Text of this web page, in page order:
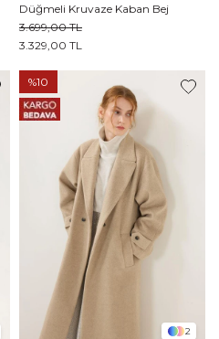
Düğmeli Kruvaze Kaban Bej
3.329,00 TL
3.699,00 TL
2
%10